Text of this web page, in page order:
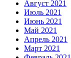
Август 2021
Июль 2021
Июнь 2021
Май 2021
Апрель 2021
Март 2021